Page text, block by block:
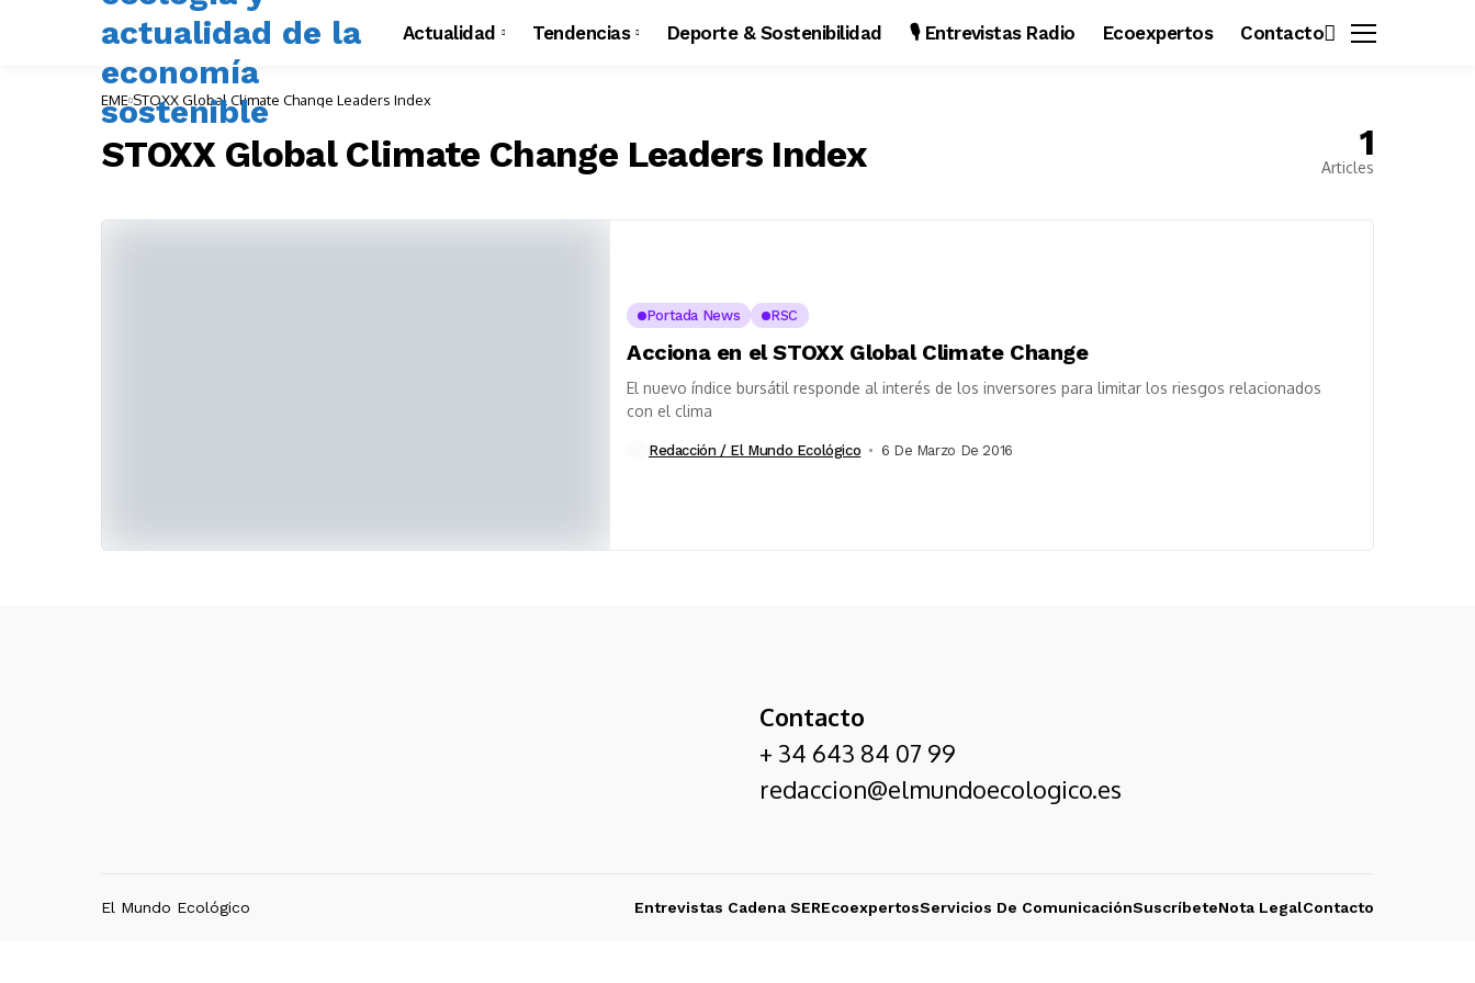
Actualidad Tendencias Deporte & Sostenibilidad 🎙️ Entrevistas Radio Ecoexpertos Contacto
EME STOXX Global Climate Change Leaders Index
STOXX Global Climate Change Leaders Index 1
Articles
Portada News RSC
Acciona en el STOXX Global Climate Change
El nuevo índice bursátil responde al interés de los inversores para limitar los riesgos relacionados
con el clima
Redacción / El Mundo Ecológico 6 De Marzo De 2016
Contacto
+ 34 643 84 07 99
redaccion@elmundoecologico.es
El Mundo Ecológico Entrevistas Cadena SEREcoexpertosServicios De ComunicaciónSuscríbeteNota LegalContacto